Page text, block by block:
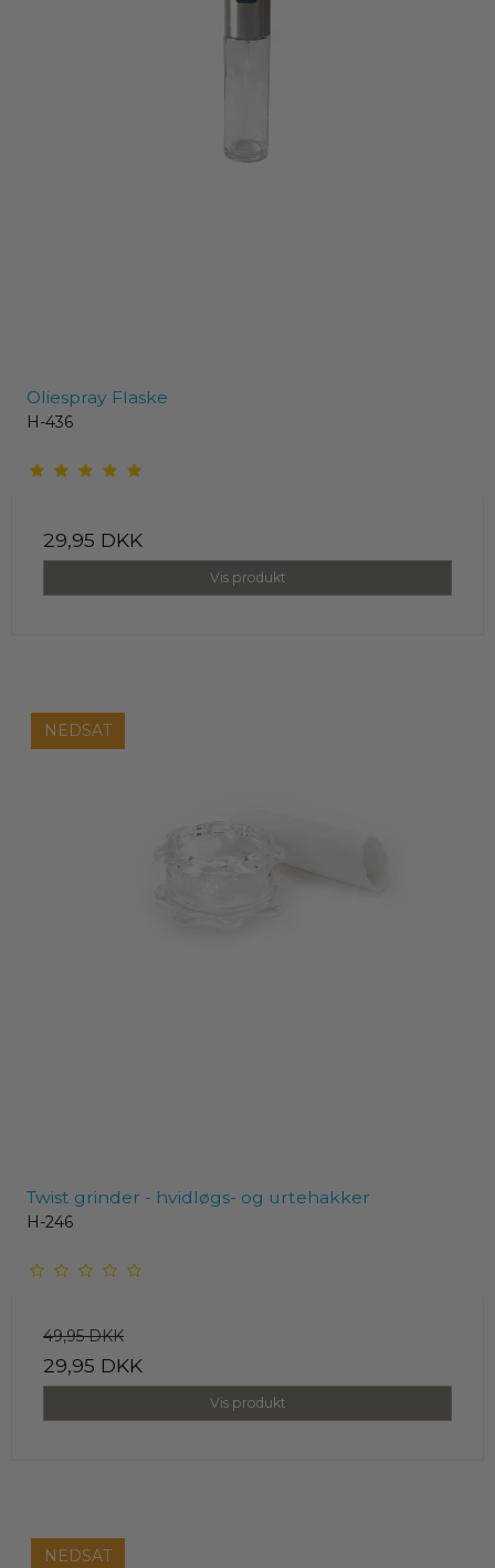
Oliespray Flaske
H-436
29,95 DKK
Vis produkt
NEDSAT
Twist grinder - hvidløgs- og urtehakker
H-246
49,95 DKK
29,95 DKK
Vis produkt
NEDSAT